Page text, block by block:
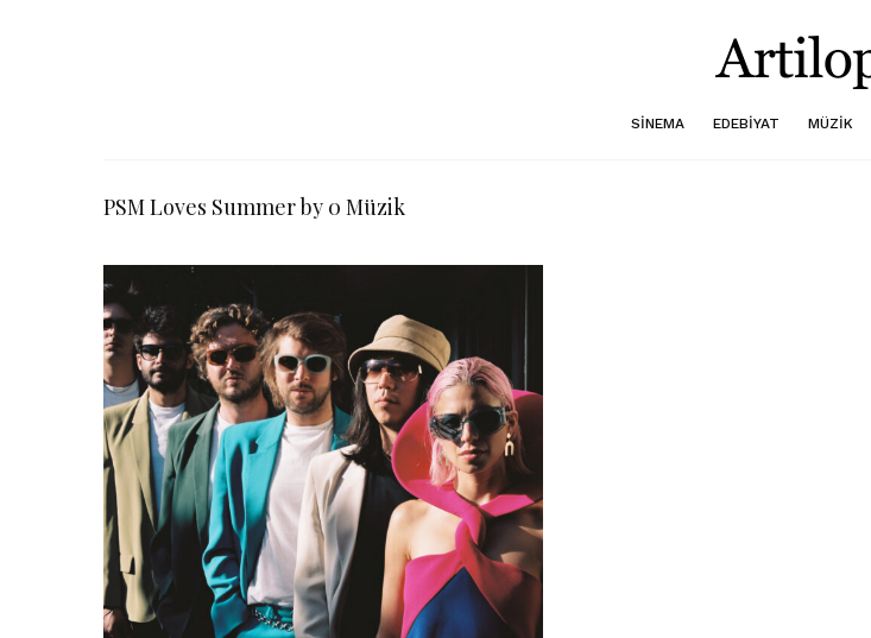
SINEMA EDEBIYAT MÜZIK
PSM Loves Summer by 0 Müzik